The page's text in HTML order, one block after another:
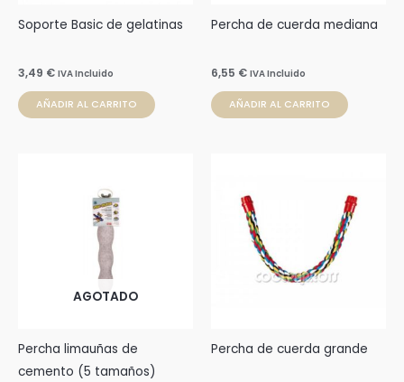
Soporte Basic de gelatinas
3,49 € IVA Incluido
AÑADIR AL CARRITO
Percha de cuerda mediana
6,55 € IVA Incluido
AÑADIR AL CARRITO
AGOTADO
Percha limauñas de
cemento (5 tamaños)
precios:
desde
4,99 €
hasta
22,87 €
puedenPercha de cuerda grande